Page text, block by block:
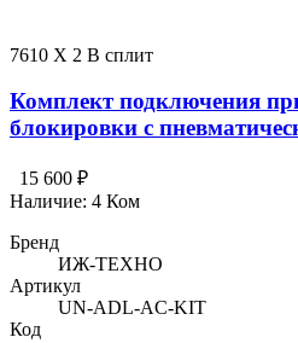
7610 X 2 В сплит
Комплект подключения
блокировки с
15 600 ₽
Наличие: 4 Ком
Бренд
ИЖ-ТЕХНО
Артикул
UN-ADL-AC-KIT
Код